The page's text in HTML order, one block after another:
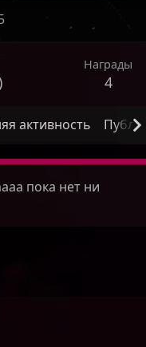
Награды
4
активность
пока нет ни